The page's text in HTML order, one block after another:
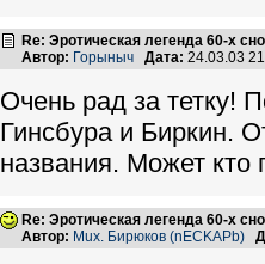
Re: Эротическая легенда 60-х
Автор: Горыныч Дата: 24.03.03
Очень рад за тетку!
Гинсбура и Биркин.
названия. Может кто
Re: Эротическая легенда 60-х
Автор: Mux. Бирюков (nECKAPb)